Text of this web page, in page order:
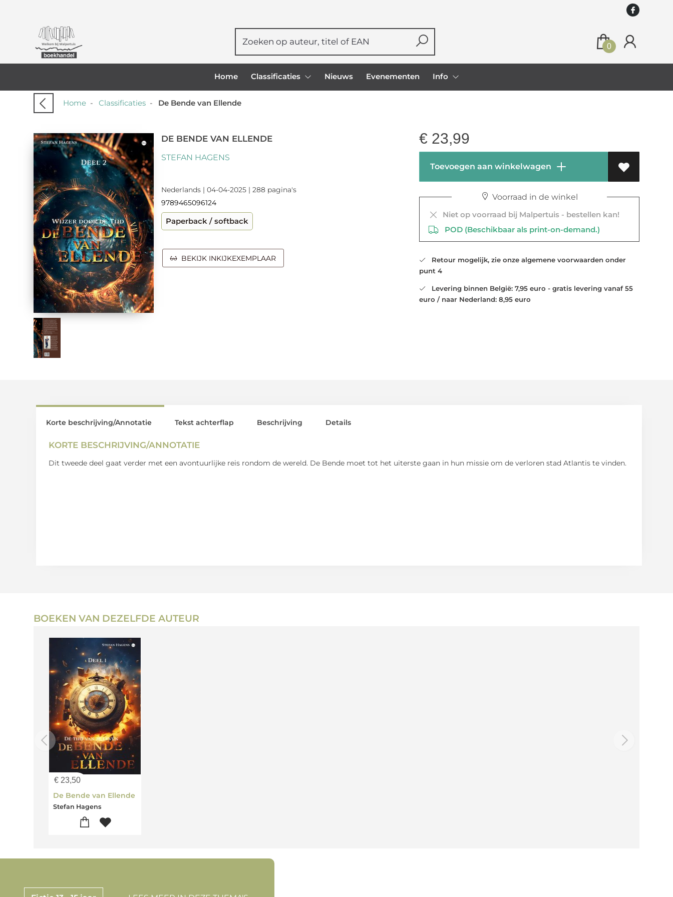
0
Home Classificaties Nieuws Evenementen Info
Home - Classificaties - De Bende van Ellende
DE BENDE VAN ELLENDE
STEFAN HAGENS
Nederlands | 04-04-2025 | 288 pagina's
9789465096124
Paperback / softback
BEKIJK INKIJKEXEMPLAAR
€ 23,99
Toevoegen aan winkelwagen
Voorraad in de winkel
Niet op voorraad bij Malpertuis - bestellen kan!
POD (Beschikbaar als print-on-demand.)
Retour mogelijk, zie onze algemene voorwaarden onder
punt 4
Levering binnen België: 7,95 euro - gratis levering vanaf 55
euro / naar Nederland: 8,95 euro
Korte beschrijving/Annotatie
KORTE BESCHRIJVING/ANNOTATIE
Dit tweede deel gaat verder met een avontuurlijke reis rondom de wereld. De Bende moet tot het uiterste gaan in hun missie om de verloren stad Atlantis te vinden.
Tekst achterflap Beschrijving Details
BOEKEN VAN DEZELFDE AUTEUR
€ 23,50
De Bende van Ellende
Stefan Hagens